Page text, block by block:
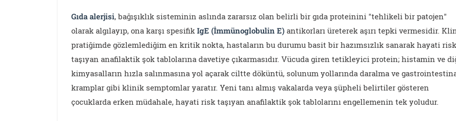
Gıda alerjisi, bağışıklık sisteminin aslında zararsız olan belirli bir gıda proteinini "tehlikeli bir patojen"
olarak algılayıp, ona karşı spesifikIgE (İmmünoglobulin E) antikorları üreterek aşırı tepki vermesidir.
pratiğimde gözlemlediğim en kritik nokta, hastaların bu durumu basit bir hazımsızlık sanarak hayati risk
taşıyan anafilaktik şok tablolarına davetiye çıkarmasıdır. Vücuda giren tetikleyici protein; histamin ve
kimyasalların hızla salınmasına yol açarak ciltte döküntü, solunum yollarında daralma ve
kramplar gibi klinik semptomlar yaratır. Yeni tanı almış vakalarda veya şüpheli belirtiler gösteren
çocuklarda erken müdahale, hayati risk taşıyan anafilaktik şok tablolarını engellemenin tek yoludur.